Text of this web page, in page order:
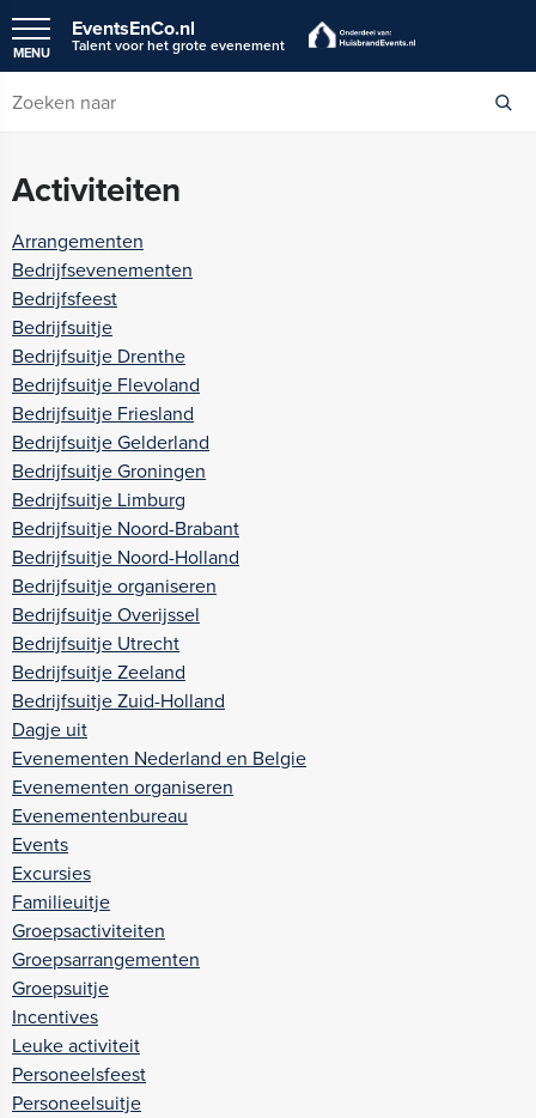
EventsEnCo.nl
Talent voor het grote evenement
MENU
Activiteiten
Arrangementen
Bedrijfsevenementen
Bedrijfsfeest
Bedrijfsuitje
Bedrijfsuitje Drenthe
Bedrijfsuitje Flevoland
Bedrijfsuitje Friesland
Bedrijfsuitje Gelderland
Bedrijfsuitje Groningen
Bedrijfsuitje Limburg
Bedrijfsuitje Noord-Brabant
Bedrijfsuitje Noord-Holland
Bedrijfsuitje organiseren
Bedrijfsuitje Overijssel
Bedrijfsuitje Utrecht
Bedrijfsuitje Zeeland
Bedrijfsuitje Zuid-Holland
Dagje uit
Evenementen Nederland en Belgie
Evenementen organiseren
Evenementenbureau
Events
Excursies
Familieuitje
Groepsactiviteiten
Groepsarrangementen
Groepsuitje
Incentives
Leuke activiteit
Personeelsfeest
Personeelsuitje